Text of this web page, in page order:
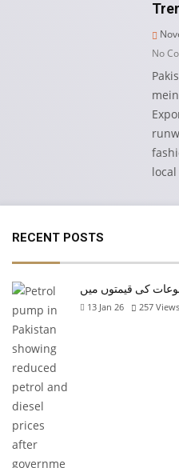
No
RECENT POSTS
13 Jan 26 257 Views